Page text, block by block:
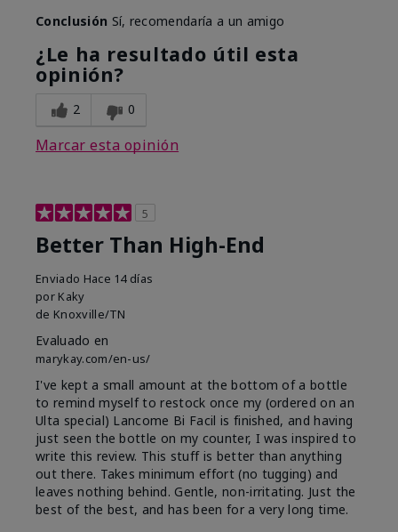
Conclusión Sí, recomendaría a un amigo
¿Le ha resultado útil esta
opinión?
2 0
Marcar esta opinión
5
Better Than High-End
Enviado Hace 14 días
por Kaky
de Knoxville/TN
Evaluado en
marykay.com/en-us/
I've kept a small amount at the bottom of a bottle
to remind myself to restock once my (ordered on an
Ulta special) Lancome Bi Facil is finished, and having
just seen the bottle on my counter, I was inspired to
write this review. This stuff is better than anything
out there. Takes minimum effort (no tugging) and
leaves nothing behind. Gentle, non-irritating. Just the
best of the best, and has been for a very long time.